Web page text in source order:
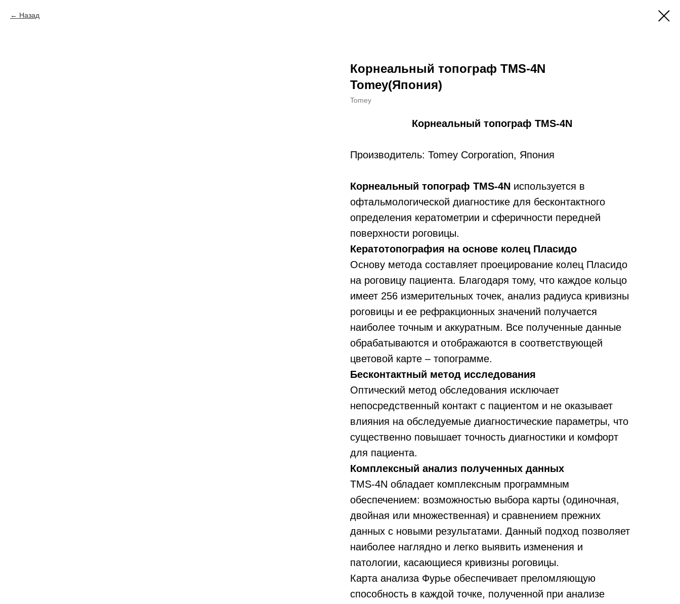
Назад
Корнеальный топограф TMS-4N
Tomey(Япония)
Tomey
Корнеальный топограф TMS-4N
Производитель: Tomey Corporation, Япония
Корнеальный топограф TMS-4N используется в
офтальмологической диагностике для бесконтактного
определения кератометрии и сферичности передней
поверхности роговицы.
Кератотопография на основе колец Пласидо
Основу метода составляет проецирование колец Пласидо
на роговицу пациента. Благодаря тому, что каждое кольцо
имеет 256 измерительных точек, анализ радиуса кривизны
роговицы и ее рефракционных значений получается
наиболее точным и аккуратным. Все полученные данные
обрабатываются и отображаются в соответствующей
цветовой карте – топограмме.
Бесконтактный метод исследования
Оптический метод обследования исключает
непосредственный контакт с пациентом и не оказывает
влияния на обследуемые диагностические параметры, что
существенно повышает точность диагностики и комфорт
для пациента.
Комплексный анализ полученных данных
TMS-4N обладает комплексным программным
обеспечением: возможностью выбора карты (одиночная,
двойная или множественная) и сравнением прежних
данных с новыми результатами. Данный подход позволяет
наиболее наглядно и легко выявить изменения и
патологии, касающиеся кривизны роговицы.
Карта анализа Фурье обеспечивает преломляющую
способность в каждой точке, полученной при анализе